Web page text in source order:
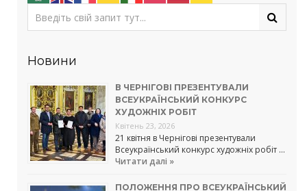
Новини
В ЧЕРНІГОВІ ПРЕЗЕНТУВАЛИ
ВСЕУКРАЇНСЬКИЙ КОНКУРС
ХУДОЖНІХ РОБІТ
Квітень 23, 2026
21 квітня в Чернігові презентували
Всеукраїнський конкурс художніх робіт …
Читати далі »
ПОЛОЖЕННЯ ПРО ВСЕУКРАЇНСЬКИЙ